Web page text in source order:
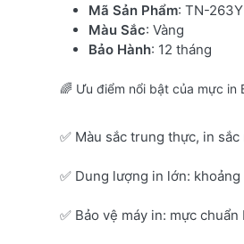
Mã Sản Phẩm: TN-263Y
Màu Sắc: Vàng
Bảo Hành: 12 tháng
🌈 Ưu điểm nổi bật của mực in
✅ Màu sắc trung thực, in
✅ Dung lượng in lớn:
✅ Bảo vệ máy in: mực